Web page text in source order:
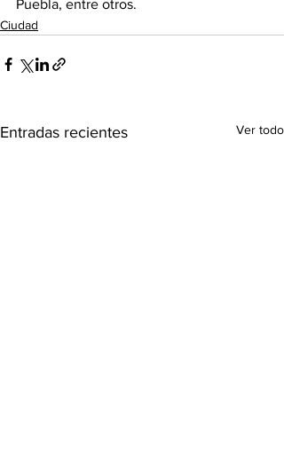
Puebla, entre otros.
Ciudad
Entradas recientes Ver todo